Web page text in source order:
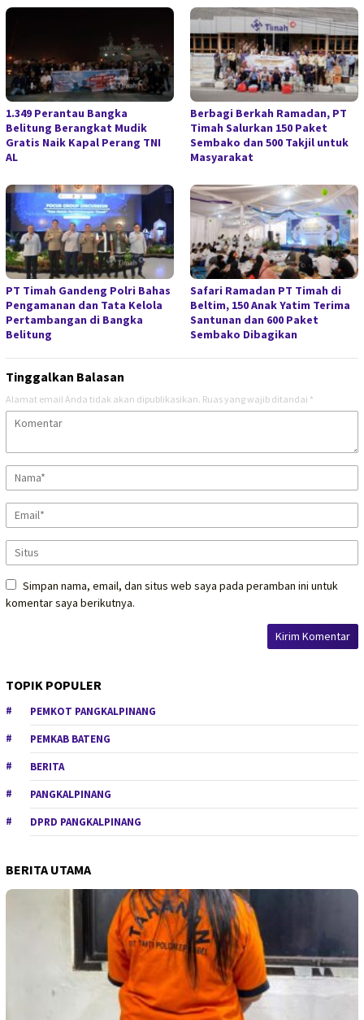
1.349 Perantau Bangka
Belitung Berangkat Mudik
Gratis Naik Kapal Perang TNI
AL
Berbagi Berkah Ramadan, PT
Timah Salurkan 150 Paket
Sembako dan 500 Takjil untuk
Masyarakat
PT Timah Gandeng Polri Bahas
Pengamanan dan Tata Kelola
Pertambangan di Bangka
Belitung
Safari Ramadan PT Timah di
Beltim, 150 Anak Yatim Terima
Santunan dan 600 Paket
Sembako Dibagikan
Tinggalkan Balasan
Alamat email Anda tidak akan dipublikasikan. Ruas yang wajib ditandai *
Simpan nama, email, dan situs web saya pada peramban ini untuk
komentar saya berikutnya.
TOPIK POPULER
PEMKOT PANGKALPINANG
PEMKAB BATENG
BERITA
PANGKALPINANG
DPRD PANGKALPINANG
BERITA UTAMA